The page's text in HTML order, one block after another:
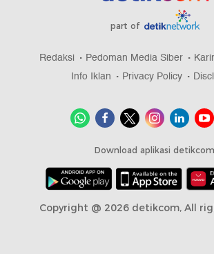
part of
Redaksi Pedoman Media Siber Karir
Info Iklan
Privacy Policy
Download aplikasi detikcom
Copyright @ 2026 detikcom, All